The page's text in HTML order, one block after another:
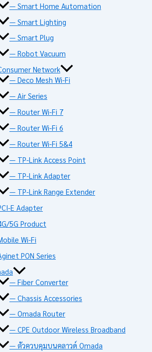
— Smart Home Automation
— Smart Lighting
— Smart Plug
— Robot Vacuum
Network
— Deco Mesh Wi-Fi
— Air Series
— Router Wi-Fi 7
— Router Wi-Fi 6
— Router Wi-Fi 5&4
— TP-Link Access Point
— TP-Link Adapter
— TP-Link Range Extender
E Adapter
5G Product
Wi-Fi
PON Series
— Fiber Converter
— Chassis Accessories
— Omada Router
— CPE Outdoor Wireless Broadband
— ตัวควบคุมบนคลาวด์ Omada